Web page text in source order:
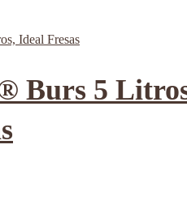
Burs 5